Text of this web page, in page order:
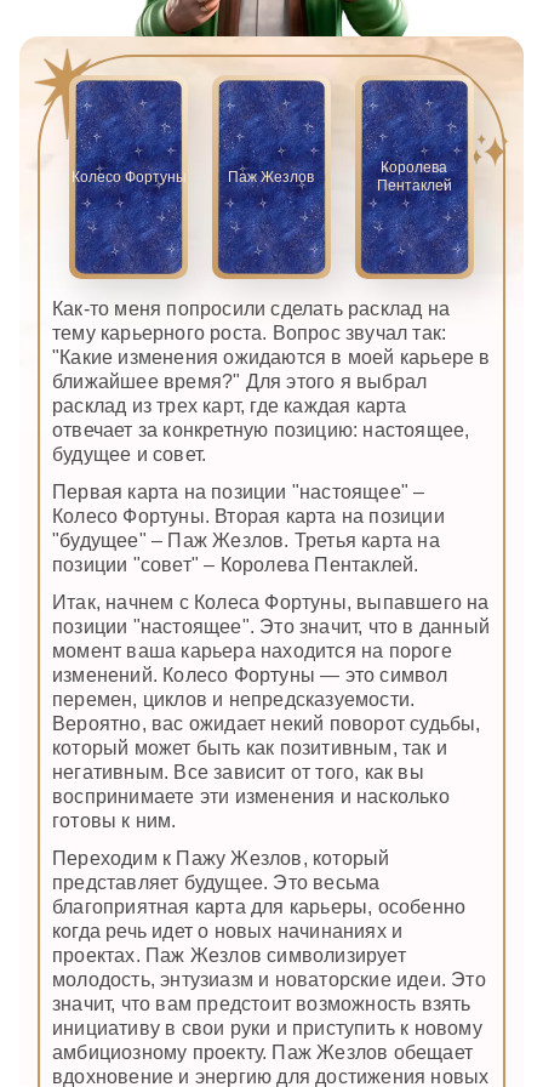
Колесо Фортуны Паж Жезлов
Королева
Пентаклей
Как-то меня попросили сделать расклад на
тему карьерного роста. Вопрос звучал так:
"Какие изменения ожидаются в моей карьере в
ближайшее время?" Для этого я выбрал
расклад из трех карт, где каждая карта
отвечает за конкретную позицию: настоящее,
будущее и совет.
Первая карта на позиции "настоящее" –
Колесо Фортуны. Вторая карта на позиции
"будущее" – Паж Жезлов. Третья карта на
позиции "совет" – Королева Пентаклей.
Итак, начнем с Колеса Фортуны, выпавшего на
позиции "настоящее". Это значит, что в данный
момент ваша карьера находится на пороге
изменений. Колесо Фортуны — это символ
перемен, циклов и непредсказуемости.
Вероятно, вас ожидает некий поворот судьбы,
который может быть как позитивным, так и
негативным. Все зависит от того, как вы
воспринимаете эти изменения и насколько
готовы к ним.
Переходим к Пажу Жезлов, который
представляет будущее. Это весьма
благоприятная карта для карьеры, особенно
когда речь идет о новых начинаниях и
проектах. Паж Жезлов символизирует
молодость, энтузиазм и новаторские идеи. Это
значит, что вам предстоит возможность взять
инициативу в свои руки и приступить к новому
амбициозному проекту. Паж Жезлов обещает
вдохновение и энергию для достижения новых